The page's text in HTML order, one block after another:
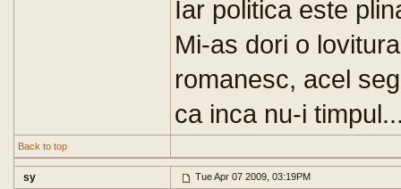
Iar politica este
Mi-as dori o
romanesc, acel
ca inca nu-i
Back to top
sy Tue Apr 07 2009, 03:19PM